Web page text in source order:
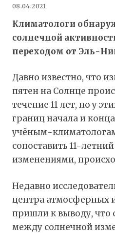
08.04.2021
Климатологи
солнечной
переходом от Эль-
Давно известно, что
пятен на Солнце
течение 11 лет, но у
границ начала и
учёным-
сопоставить 11-
изменениями,
Недавно
центра атмосферных
пришли к выводу, что
между солнечной